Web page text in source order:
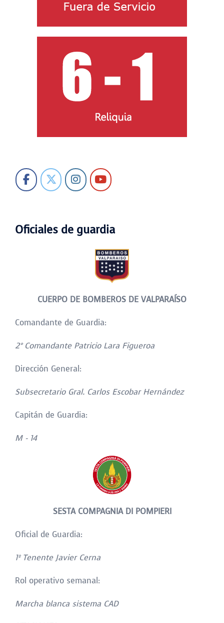
Oficiales de guardia
CUERPO DE BOMBEROS DE VALPARAÍSO
Comandante de Guardia:
2° Comandante Patricio Lara Figueroa
Dirección General:
Subsecretario Gral. Carlos Escobar Hernández
Capitán de Guardia:
M - 14
SESTA COMPAGNIA DI POMPIERI
Oficial de Guardia:
1º Tenente Javier Cerna
Rol operativo semanal:
Marcha blanca sistema CAD